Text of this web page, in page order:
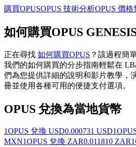
購買OPUSOPUS 技術分析OPUS 價格
如何購買OPUS
正在尋找 如何購買OPUS ？該過程簡
我們的如何購買的分步指南輕鬆在
們為您提供詳細的說明和影片教學，
冊並使用各種可用的便捷支付選項。
OPUS 兌換為當地貨幣
1OPUS 兌換 USD0.000731 USD
MXN1OPUS 兌換 ZAR0.011810 ZAR